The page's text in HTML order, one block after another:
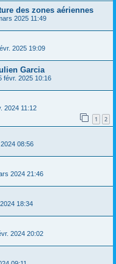
des zones aériennes
2025 11:49
2025 19:09
Garcia
févr. 2025 10:16
2024 11:12
1 2
08:56
2024 21:46
18:34
2024 20:02